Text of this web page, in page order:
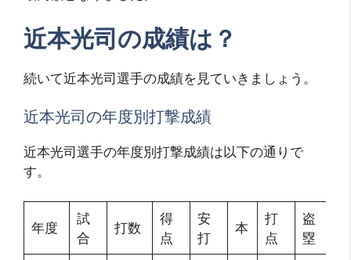
近本光司の成績は？
続いて近本光司選手の成績を見ていきましょう。
近本光司の年度別打撃成績
近本光司選手の年度別打撃成績は以下の通りで
す。
年度
試
合
打数
得
点
安
打
本
打
点
盗
塁